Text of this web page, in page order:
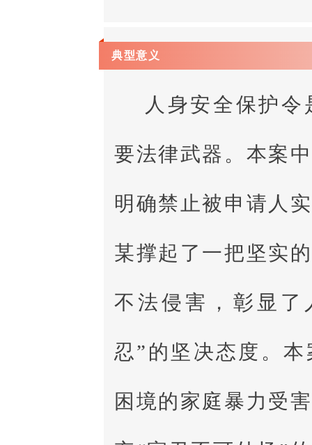
典型意义
人身安全保护
要法律武器。本案
明确禁止被申 请人
某撑起了一把坚实
不法侵害，彰显了
忍”的坚决态度。
困境的家庭暴力受